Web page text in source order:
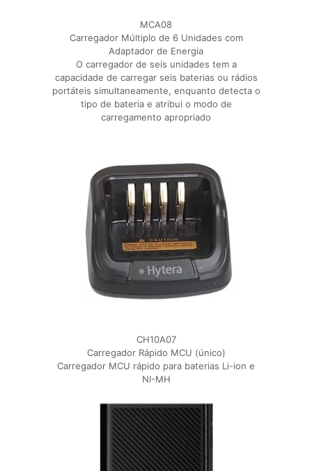
MCA08
Carregador Múltiplo de 6 Unidades com
Adaptador de Energia
O carregador de seis unidades tem a
capacidade de carregar seis baterias ou rádios
portáteis simultaneamente, enquanto detecta o
tipo de bateria e atribui o modo de
carregamento apropriado
CH10A07
Carregador Rápido MCU (único)
Carregador MCU rápido para baterias Li-ion e
NI-MH